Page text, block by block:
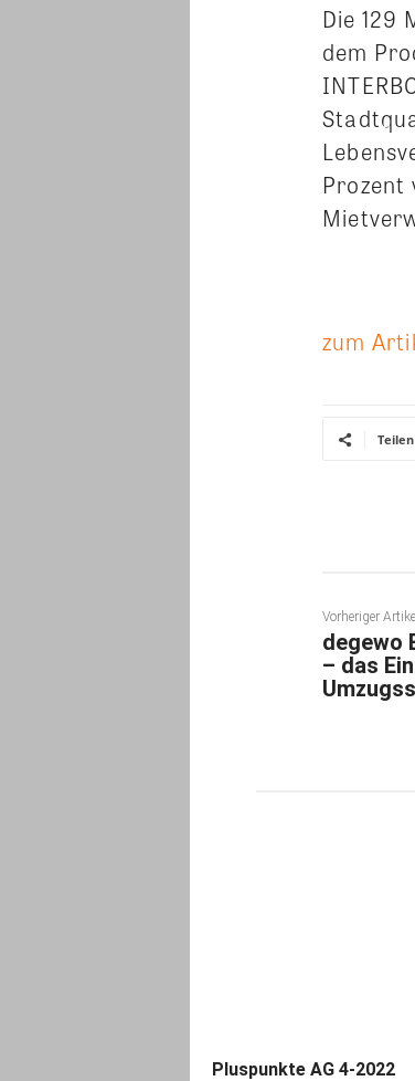
Die 129
dem
Prozent
zum
Teilen
Vorheriger Artikel
degewo
– das
Pluspunkte AG 4-2022